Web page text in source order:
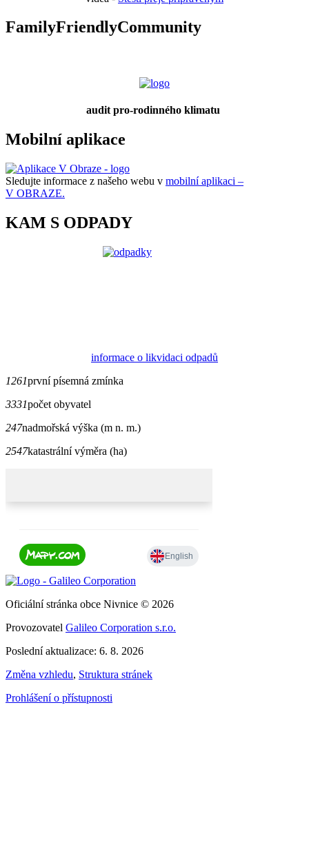
FamilyFriendlyCommunity
audit pro-rodinného klimatu
Mobilní aplikace
Sledujte informace z našeho webu v mobilní aplikaci –
V OBRAZE.
KAM S ODPADY
informace o likvidaci odpadů
1261první písemná zmínka
3331počet obyvatel
247nadmořská výška (m n. m.)
2547katastrální výměra (ha)
Oficiální stránka obce Nivnice © 2026
Provozovatel Galileo Corporation s.r.o.
Poslední aktualizace: 6. 8. 2026
Změna vzhledu, Struktura stránek
Prohlášení o přístupnosti